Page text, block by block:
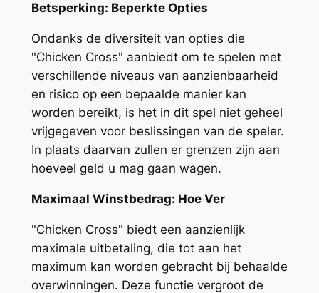
Betsperking: Beperkte Opties
Ondanks de diversiteit van opties die
"Chicken Cross" aanbiedt om te spelen met
verschillende niveaus van aanzienbaarheid
en risico op een bepaalde manier kan
worden bereikt, is het in dit spel niet geheel
vrijgegeven voor beslissingen van de speler.
In plaats daarvan zullen er grenzen zijn aan
hoeveel geld u mag gaan wagen.
Maximaal Winstbedrag: Hoe Ver
"Chicken Cross" biedt een aanzienlijk
maximale uitbetaling, die tot aan het
maximum kan worden gebracht bij behaalde
overwinningen. Deze functie vergroot de